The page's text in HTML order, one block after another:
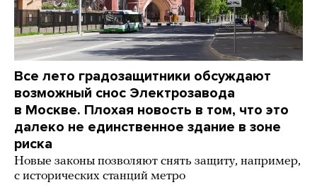
Все лето градозащитники обсуждают
возможный снос Электрозавода
в Москве. Плохая новость в том, что это
далеко не единственное здание в зоне
риска
Новые законы позволяют снять защиту, например,
с исторических станций метро